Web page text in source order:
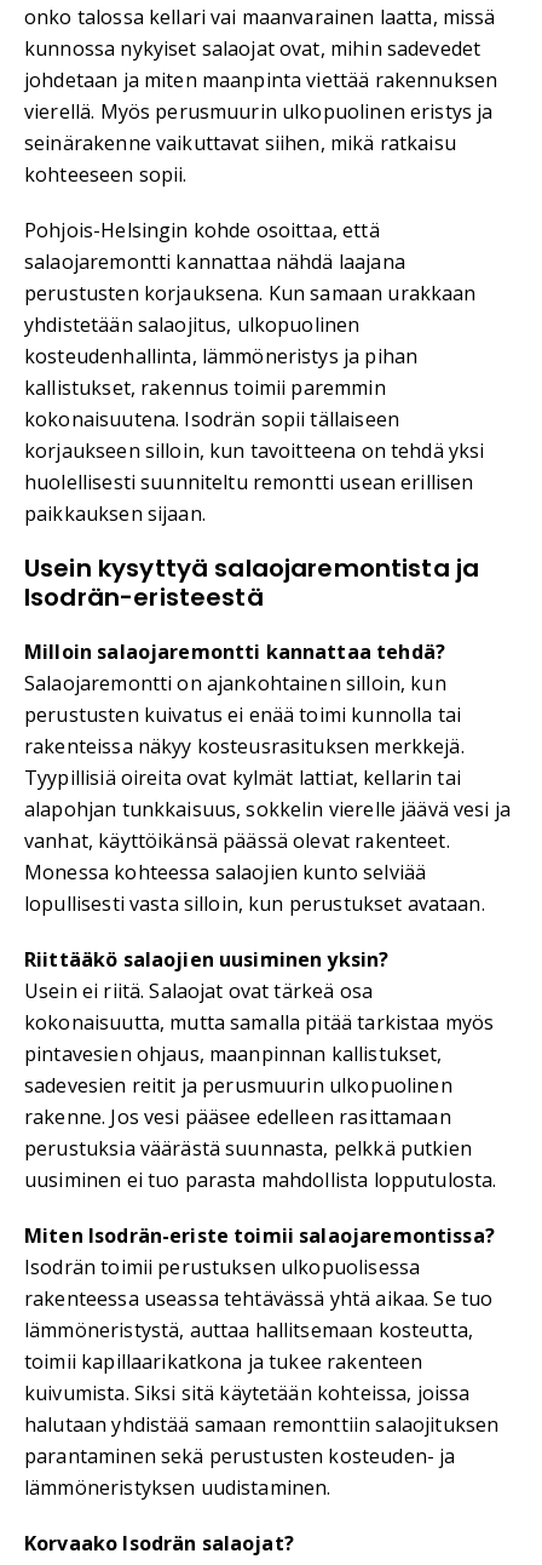
onko talossa kellari vai maanvarainen laatta, missä
kunnossa nykyiset salaojat ovat, mihin sadevedet
johdetaan ja miten maanpinta viettää rakennuksen
vierellä. Myös perusmuurin ulkopuolinen eristys ja
seinärakenne vaikuttavat siihen, mikä ratkaisu
kohteeseen sopii.
Pohjois-Helsingin kohde osoittaa, että
salaojaremontti kannattaa nähdä laajana
perustusten korjauksena. Kun samaan urakkaan
yhdistetään salaojitus, ulkopuolinen
kosteudenhallinta, lämmöneristys ja pihan
kallistukset, rakennus toimii paremmin
kokonaisuutena. Isodrän sopii tällaiseen
korjaukseen silloin, kun tavoitteena on tehdä yksi
huolellisesti suunniteltu remontti usean erillisen
paikkauksen sijaan.
Usein kysyttyä salaojaremontista ja
Isodrän-eristeestä
Milloin salaojaremontti kannattaa tehdä?
Salaojaremontti on ajankohtainen silloin, kun
perustusten kuivatus ei enää toimi kunnolla tai
rakenteissa näkyy kosteusrasituksen merkkejä.
Tyypillisiä oireita ovat kylmät lattiat, kellarin tai
alapohjan tunkkaisuus, sokkelin vierelle jäävä vesi ja
vanhat, käyttöikänsä päässä olevat rakenteet.
Monessa kohteessa salaojien kunto selviää
lopullisesti vasta silloin, kun perustukset avataan.
Riittääkö salaojien uusiminen yksin?
Usein ei riitä. Salaojat ovat tärkeä osa
kokonaisuutta, mutta samalla pitää tarkistaa myös
pintavesien ohjaus, maanpinnan kallistukset,
sadevesien reitit ja perusmuurin ulkopuolinen
rakenne. Jos vesi pääsee edelleen rasittamaan
perustuksia väärästä suunnasta, pelkkä putkien
uusiminen ei tuo parasta mahdollista lopputulosta.
Miten Isodrän-eriste toimii salaojaremontissa?
Isodrän toimii perustuksen ulkopuolisessa
rakenteessa useassa tehtävässä yhtä aikaa. Se tuo
lämmöneristystä, auttaa hallitsemaan kosteutta,
toimii kapillaarikatkona ja tukee rakenteen
kuivumista. Siksi sitä käytetään kohteissa, joissa
halutaan yhdistää samaan remonttiin salaojituksen
parantaminen sekä perustusten kosteuden- ja
lämmöneristyksen uudistaminen.
Korvaako Isodrän salaojat?